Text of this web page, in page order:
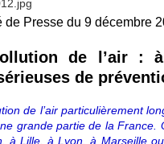
de Presse du 9 décembre
de l’air :
de
de l’air particulièrement
grande partie de la France.
à Lille, à Lyon, à Marseille